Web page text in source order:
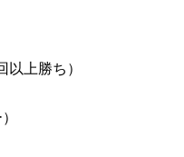
上勝ち）